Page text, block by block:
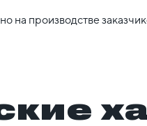
на производстве